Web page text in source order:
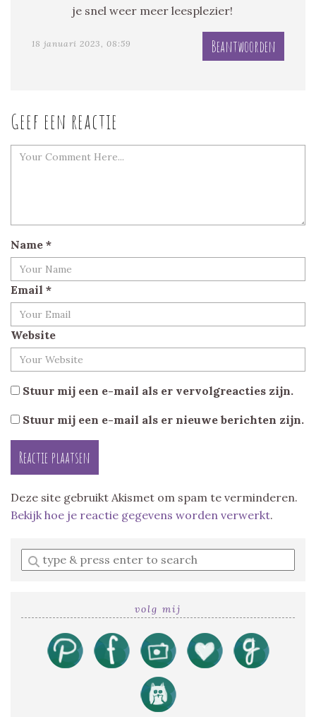
je snel weer meer leesplezier!
18 januari 2023, 08:59 Beantwoorden
Geef een reactie
Name *
Email *
Website
Stuur mij een e-mail als er vervolgreacties zijn.
Stuur mij een e-mail als er nieuwe berichten zijn.
Deze site gebruikt Akismet om spam te verminderen.
Bekijk hoe je reactie gegevens worden verwerkt.
Enter
a
volg mij